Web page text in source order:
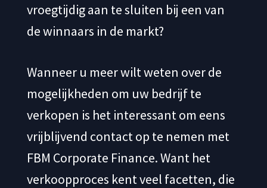
vroegtijdig aan te sluiten bij een van
de winnaars in de markt?
Wanneer u meer wilt weten over de
mogelijkheden om uw bedrijf te
verkopen is het interessant om eens
vrijblijvend contact op te nemen met
FBM Corporate Finance. Want het
verkoopproces kent veel facetten, die